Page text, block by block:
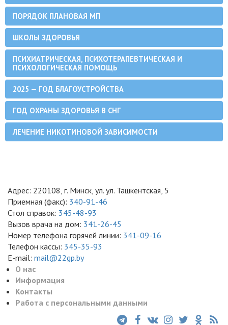
ПОРЯДОК ПЛАНОВАЯ МП
ШКОЛЫ ЗДОРОВЬЯ
ПСИХИАТРИЧЕСКАЯ, ПСИХОТЕРАПЕВТИЧЕСКАЯ И
ПСИХОЛОГИЧЕСКАЯ ПОМОЩЬ
2025 — ГОД БЛАГОУСТРОЙСТВА
ГОД ОХРАНЫ ЗДОРОВЬЯ В СНГ
ЛЕЧЕНИЕ НИКОТИНОВОЙ ЗАВИСИМОСТИ
Адрес: 220108, г. Минск, ул. ул. Ташкентская, 5
Приемная (факс): 340-91-46
Стол справок: 345-48-93
Вызов врача на дом: 341-26-45
Номер телефона горячей линии: 341-09-16
Телефон кассы: 345-35-93
E-mail: mail@22gp.by
О нас
Информация
Контакты
Работа с персональными данными